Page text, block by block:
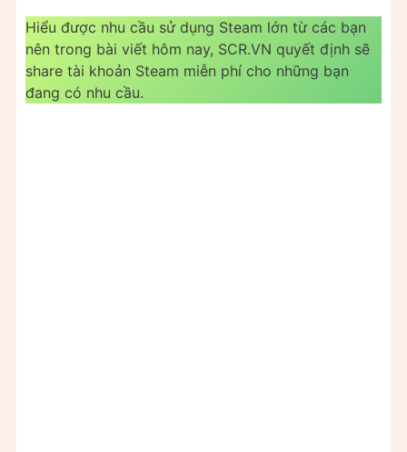
Hiểu được nhu cầu sử dụng Steam lớn từ các bạn
nên trong bài viết hôm nay, SCR.VN quyết định sẽ
share tài khoản Steam miễn phí cho những bạn
đang có nhu cầu.